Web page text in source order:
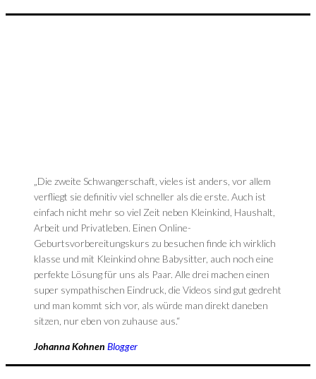
„Die zweite Schwangerschaft, vieles ist anders, vor allem
verfliegt sie definitiv viel schneller als die erste. Auch ist
einfach nicht mehr so viel Zeit neben Kleinkind, Haushalt,
Arbeit und Privatleben. Einen Online-
Geburtsvorbereitungskurs zu besuchen finde ich wirklich
klasse und mit Kleinkind ohne Babysitter, auch noch eine
perfekte Lösung für uns als Paar. Alle drei machen einen
super sympathischen Eindruck, die Videos sind gut gedreht
und man kommt sich vor, als würde man direkt daneben
sitzen, nur eben von zuhause aus.“
Johanna Kohnen Blogger